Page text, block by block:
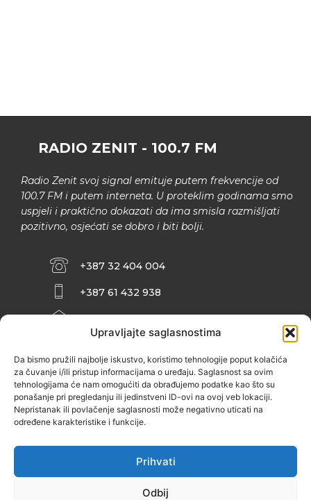
Upravljajte saglasnostima
Da bismo pružili najbolje iskustvo, koristimo tehnologije poput kolačića
za čuvanje i/ili pristup informacijama o uređaju. Saglasnost sa ovim
tehnologijama će nam omogućiti da obrađujemo podatke kao što su
ponašanje pri pregledanju ili jedinstveni ID-ovi na ovoj veb lokaciji.
Nepristanak ili povlačenje saglasnosti može negativno uticati na
određene karakteristike i funkcije.
Prihvati
Odbij
RADIO ZENIT - 100.7 FM
Radio Zenit svoj signal emituje putem frekvencije od
100.7 FM i putem interneta. U proteklim godinama smo
uspjeli i praktično dokazati da ima smisla razmišljati
pozitivno, osjećati se dobro i biti bolji.
+387 32 404 004
+387 61 432 938
INFO@ZENIT.BA
ZENIČANKA, 3. SPRAT), 72000 ZENICA